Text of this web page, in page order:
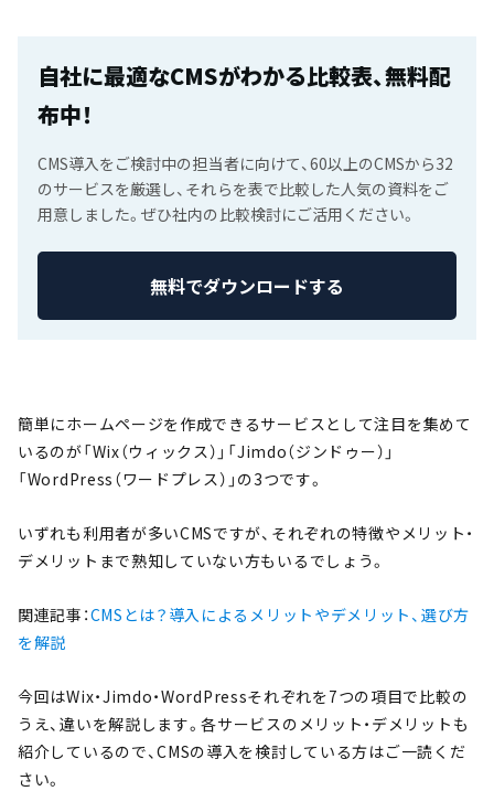
自社に最適なCMSがわかる比較表、無料配
布中！
CMS導入をご検討中の担当者に向けて、60以上のCMSから32
のサービスを厳選し、それらを表で比較した人気の資料をご
用意しました。ぜひ社内の比較検討にご活用ください。
無料でダウンロードする
簡単にホームページを作成できるサービスとして注目を集めて
いるのが「Wix（ウィックス）」「Jimdo（ジンドゥー）」
「WordPress（ワードプレス）」の3つです。
いずれも利用者が多いCMSですが、それぞれの特徴やメリット・
デメリットまで熟知していない方もいるでしょう。
関連記事：CMSとは？導入によるメリットやデメリット、選び方
を解説
今回はWix・Jimdo・WordPressそれぞれを7つの項目で比較の
うえ、違いを解説します。各サービスのメリット・デメリットも
紹介しているので、CMSの導入を検討している方はご一読くだ
さい。